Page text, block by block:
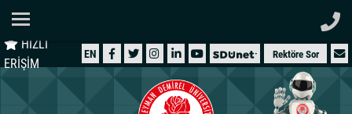
HIZLI
ERİŞİM
EN Rektöre Sor
ÜNİVERSİTEMİZ